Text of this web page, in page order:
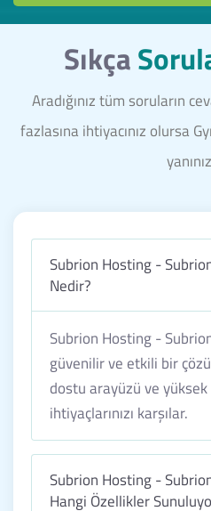
Sıkça
Aradığınız tüm soruların
fazlasına ihtiyacınız olursa
Subrion Hosting -
Nedir?
Subrion Hosting -
güvenilir ve etkili bir
dostu arayüzü ve
ihtiyaçlarınızı karşılar.
Subrion Hosting -
Hangi Özellikler